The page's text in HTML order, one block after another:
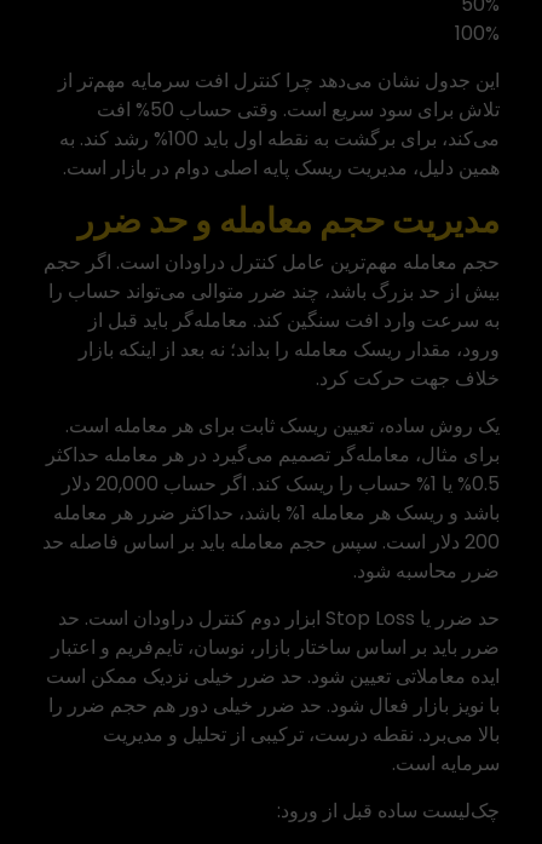
100%
این جدول نشان می‌دهد چرا کنترل افت سرمایه مهم‌تر از
تلاش برای سود سریع است. وقتی حساب 50% افت
می‌کند، برای برگشت به نقطه اول باید 100% رشد کند. به
همین دلیل، مدیریت ریسک پایه اصلی دوام در بازار است.
مدیریت حجم معامله و حد ضرر
حجم معامله مهم‌ترین عامل کنترل دراودان است. اگر حجم
بیش از حد بزرگ باشد، چند ضرر متوالی می‌تواند حساب را
به سرعت وارد افت سنگین کند. معامله‌گر باید قبل از
ورود، مقدار ریسک معامله را بداند؛ نه بعد از اینکه بازار
خلاف جهت حرکت کرد.
یک روش ساده، تعیین ریسک ثابت برای هر معامله است.
برای مثال، معامله‌گر تصمیم می‌گیرد در هر معامله حداکثر
0.5% یا 1% حساب را ریسک کند. اگر حساب 20,000 دلار
باشد و ریسک هر معامله 1% باشد، حداکثر ضرر هر معامله
200 دلار است. سپس حجم معامله باید بر اساس فاصله حد
ضرر محاسبه شود.
حد ضرر یا Stop Loss ابزار دوم کنترل دراودان است. حد
ضرر باید بر اساس ساختار بازار، نوسان، تایم‌فریم و اعتبار
ایده معاملاتی تعیین شود. حد ضرر خیلی نزدیک ممکن است
با نویز بازار فعال شود. حد ضرر خیلی دور هم حجم ضرر را
بالا می‌برد. نقطه درست، ترکیبی از تحلیل و مدیریت
سرمایه است.
چک‌لیست ساده قبل از ورود: